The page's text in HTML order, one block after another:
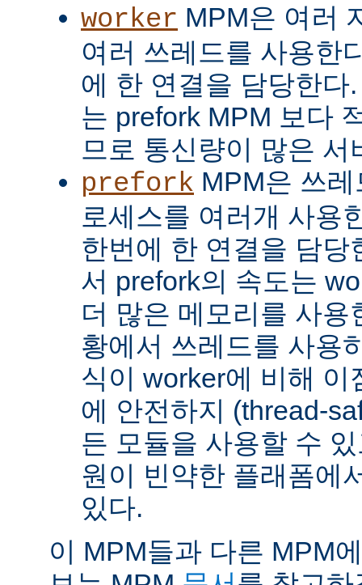
worker MPM은 여러
여러 쓰레드를 사용한
에 한 연결을 담당한다
는 prefork MPM 보다
므로 통신량이 많은 서
prefork MPM은 쓰
로세스를 여러개 사용
한번에 한 연결을 담당
서 prefork의 속도는
더 많은 메모리를 사
황에서 쓰레드를 사용
식이 worker에 비해 이
에 안전하지 (thread-
든 모듈을 사용할 수
원이 빈약한 플래폼에
있다.
이 MPM들과 다른 MPM